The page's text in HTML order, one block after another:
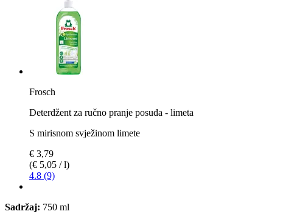
Frosch
Deterdžent za ručno pranje posuđa - limeta
S mirisnom svježinom limete
€ 3,79
(€ 5,05 / l)
4.8 (9)
Sadržaj: 750 ml